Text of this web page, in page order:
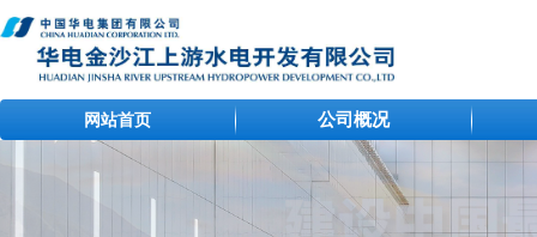
网站首页 公司概况